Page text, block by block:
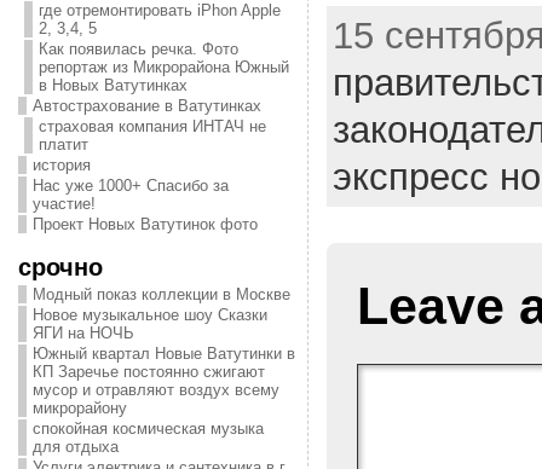
где отремонтировать iPhon Apple
2, 3,4, 5
Как появилась речка. Фото
репортаж из Микрорайона Южный
в Новых Ватутинках
Автострахование в Ватутинках
страховая компания ИНТАЧ не
платит
история
Нас уже 1000+ Спасибо за
участие!
Проект Новых Ватутинок фото
срочно
Модный показ коллекции в Москве
Новое музыкальное шоу Сказки
ЯГИ на НОЧЬ
Южный квартал Новые Ватутинки в
КП Заречье постоянно сжигают
мусор и отравляют воздух всему
микрорайону
спокойная космическая музыка
для отдыха
15
экспресс
Leave